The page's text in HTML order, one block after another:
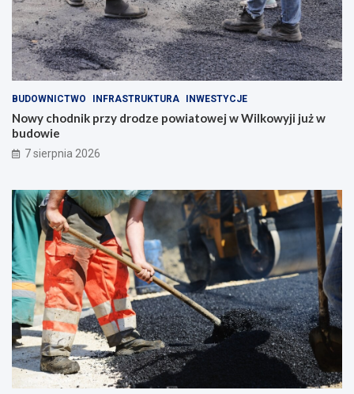
BUDOWNICTWO INFRASTRUKTURA INWESTYCJE
Nowy chodnik przy drodze powiatowej w Wilkowyji już w
budowie
7 sierpnia 2026